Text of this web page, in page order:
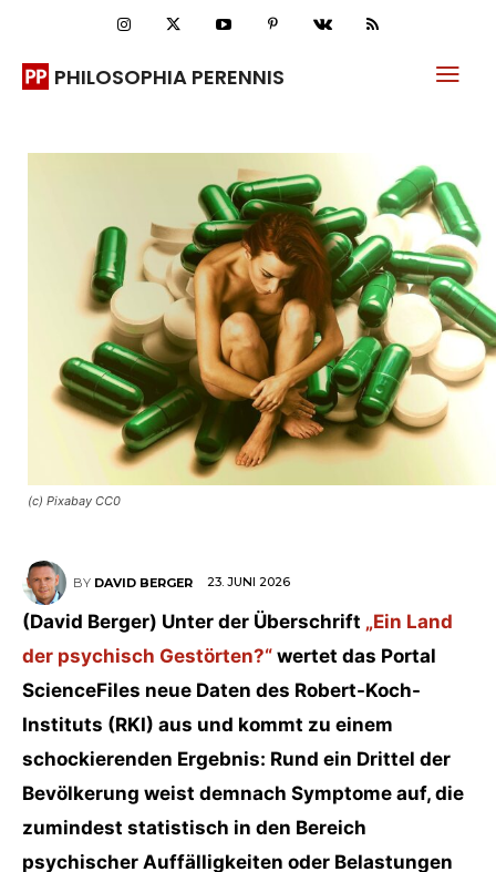
PHILOSOPHIA PERENNIS
(c) Pixabay CC0
BY DAVID BERGER 23. JUNI 2026
(David Berger) Unter der Überschrift „Ein Land
der psychisch Gestörten?“ wertet das Portal
ScienceFiles neue Daten des Robert-Koch-
Instituts (RKI) aus und kommt zu einem
schockierenden Ergebnis: Rund ein Drittel der
Bevölkerung weist demnach Symptome auf, die
zumindest statistisch in den Bereich
psychischer Auffälligkeiten oder Belastungen